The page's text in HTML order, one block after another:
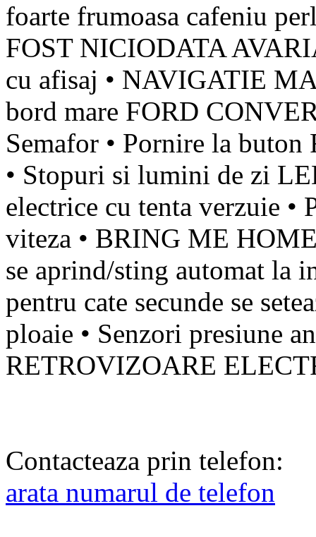
foarte frumoasa cafeniu
FOST NICIODATA
cu afisaj • NAVIGATIE
bord mare FORD
Semafor • Pornire la
• Stopuri si lumini de zi
electrice cu tenta verzuie
viteza • BRING ME
se aprind/sting automat la
pentru cate secunde se
ploaie • Senzori presiune
RETROVIZOARE
Contacteaza prin telefon:
arata numarul de telefon